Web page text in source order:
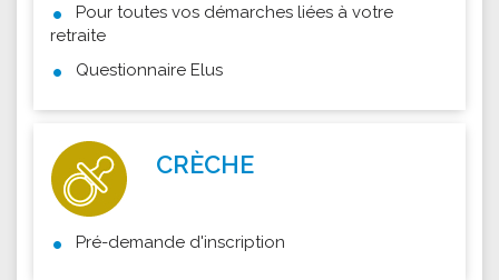
Pour toutes vos démarches liées à votre
retraite
Questionnaire Elus
CRÈCHE
Pré-demande d'inscription